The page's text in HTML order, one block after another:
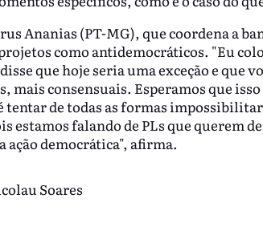
Ananias (PT-MG), que coordena a
como antidemocráticos. "Eu
que hoje seria uma exceção e que
mais consensuais. Esperamos que
tentar de todas as formas
estamos falando de PLs que querem
democrática", afirma.
Soares